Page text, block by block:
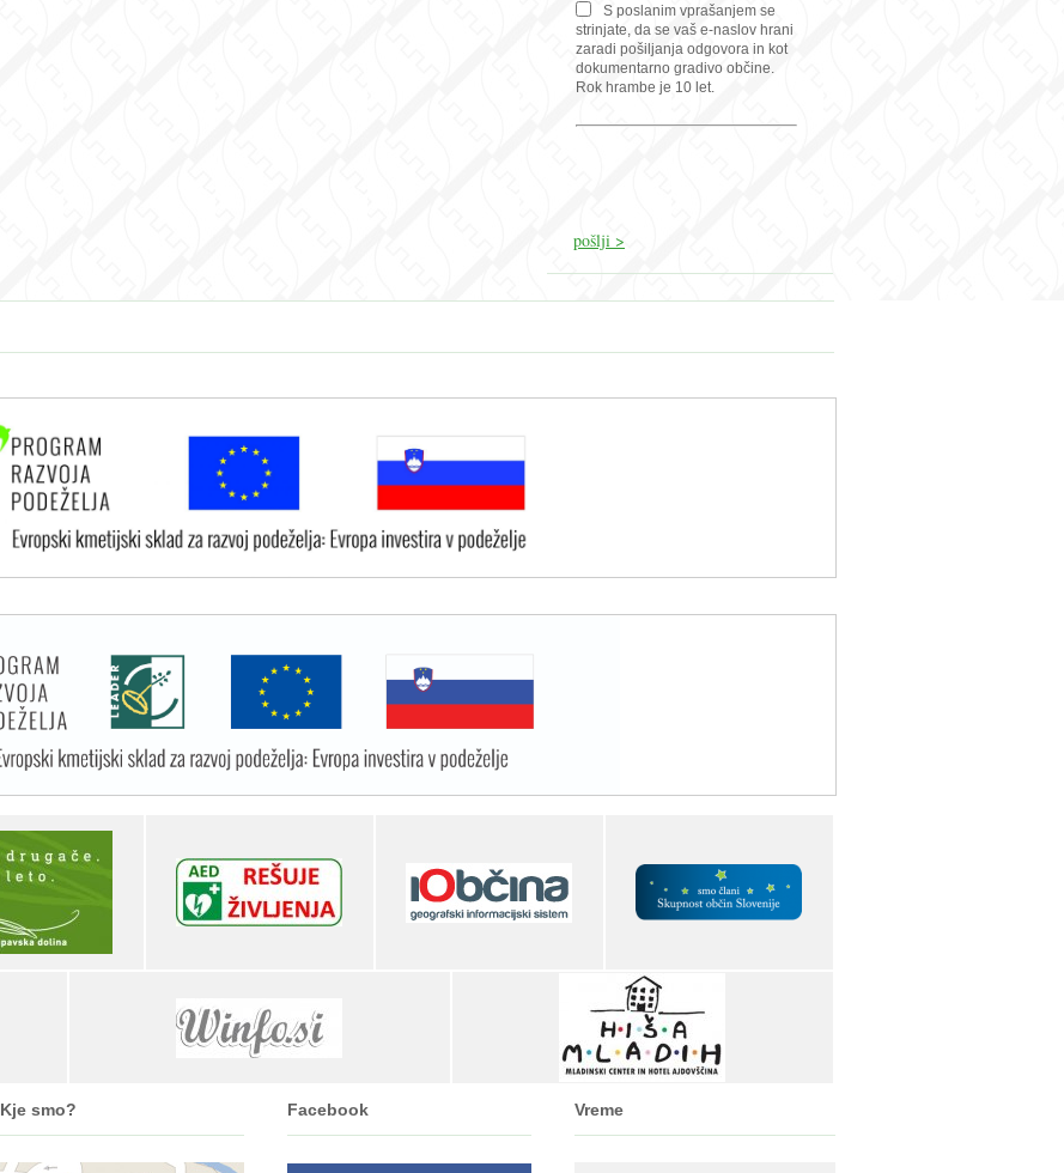
S poslanim vprašanjem se
strinjate, da se vaš e-naslov hrani
zaradi pošiljanja odgovora in kot
dokumentarno gradivo občine.
Rok hrambe je 10 let.
Kje smo? Facebook Vreme